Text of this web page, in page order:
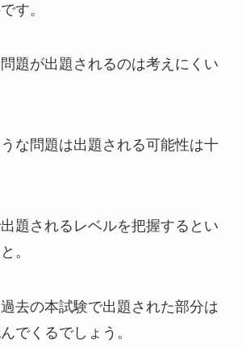
す。
題が出題されるのは考えにくい
な問題は出題される可能性は十
題されるレベルを把握するとい
。
去の本試験で出題された部分は
でくるでしょう。